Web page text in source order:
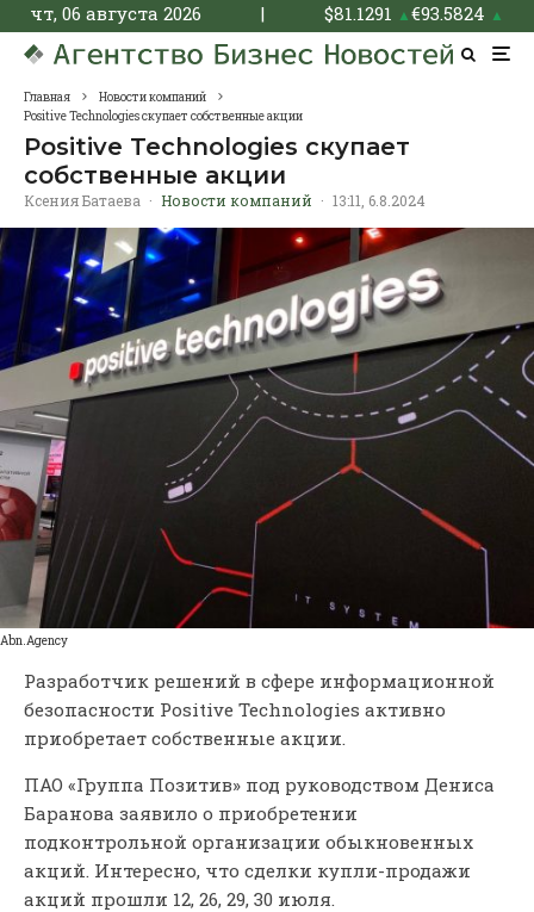
чт, 06 августа 2026 | $81.1291 ▲€93.5824 ▲
Главная
Новости компаний
Positive Technologies скупает собственные акции
Positive Technologies скупает
собственные акции
Ксения Батаева · Новости компаний · 13:11, 6.8.2024
Abn.Agency
Разработчик решений в сфере информационной
безопасности Positive Technologies активно
приобретает собственные акции.
ПАО «Группа Позитив» под руководством Дениса
Баранова заявило о приобретении
подконтрольной организации обыкновенных
акций. Интересно, что сделки купли-продажи
акций прошли 12, 26, 29, 30 июля.